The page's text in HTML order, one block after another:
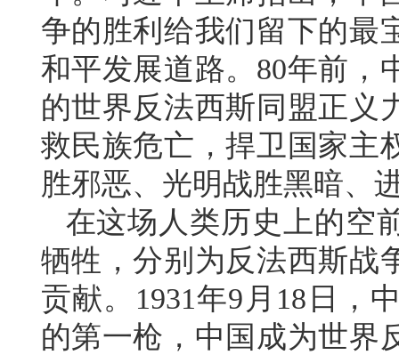
争的胜利给我们留下的最
和平发展道路。80年前，
的世界反法西斯同盟正义
救民族危亡，捍卫国家主
胜邪恶、光明战胜黑暗、
在这场人类历史上的空
牺牲，分别为反法西斯战
贡献。1931年9月18日，
的第一枪，中国成为世界